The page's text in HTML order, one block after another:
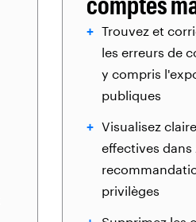
Trouvez et
les erreurs de
y compris
publiques
Visualisez
effectives dans
privilèges